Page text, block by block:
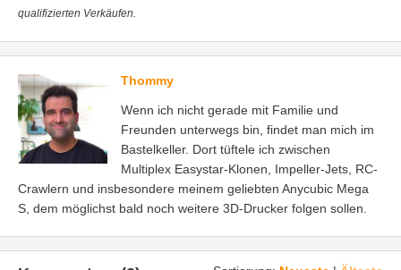
qualifizierten Verkäufen.
Thommy
Wenn ich nicht gerade mit Familie und
Freunden unterwegs bin, findet man mich im
Bastelkeller. Dort tüftele ich zwischen
Multiplex Easystar-Klonen, Impeller-Jets, RC-
Crawlern und insbesondere meinem geliebten Anycubic Mega
S, dem möglichst bald noch weitere 3D-Drucker folgen sollen.